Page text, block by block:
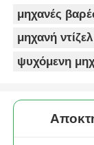
μηχανές
μηχανή
ψυχόμενη